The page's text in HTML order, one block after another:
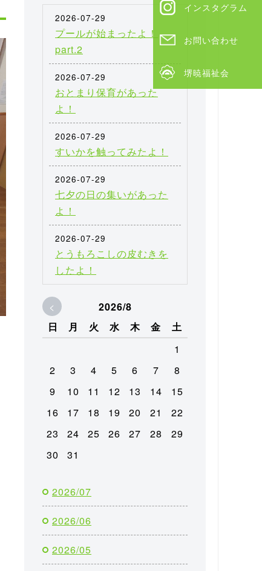
インスタグラム
お問い合わせ
堺暁福祉会
2026-07-29
プールが始まったよ！
part.2
2026-07-29
おとまり保育があった
よ！
2026-07-29
すいかを触ってみたよ！
2026-07-29
七夕の日の集いがあった
よ！
2026-07-29
とうもろこしの皮むきを
したよ！
<
2026/8
日
月 火 水 木 金
土
1
2
3 4 5 6 7
8
9
10 11 12 13 14
15
16
17 18 19 20 21
22
23
24 25 26 27 28
29
30
31
2026/07
2026/06
2026/05